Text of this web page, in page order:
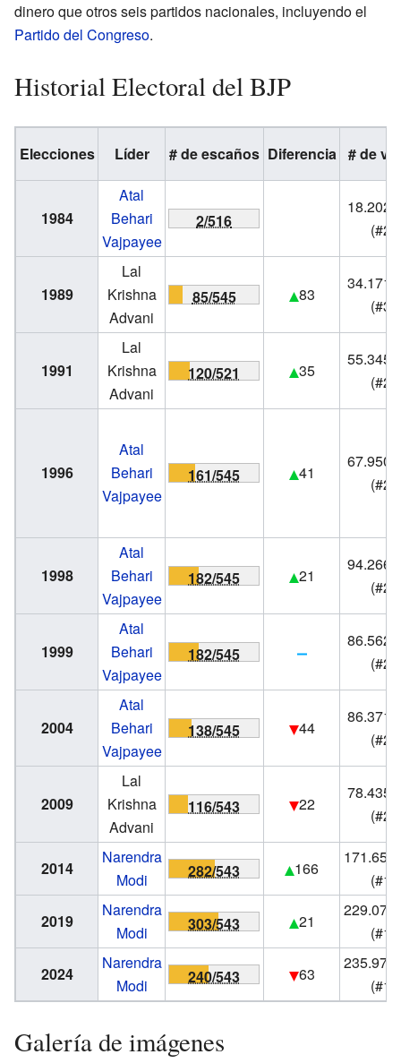
dinero que otros seis partidos nacionales, incluyendo el
Partido del Congreso.
Historial Electoral del BJP
Elecciones Líder # de escaños Diferencia # de
1984
Atal
Behari
Vajpayee
2/516
(#2)
1989
Lal
Krishna
Advani
85/545 83
(#3)
1991
Lal
Krishna
Advani
120/521 35
(#2)
1996
Atal
Behari
Vajpayee
161/545 41
(#2)
1998
Atal
Behari
Vajpayee
182/545 21
(#2)
1999
Atal
Behari
Vajpayee
182/545
(#2)
2004
Atal
Behari
Vajpayee
138/545 44
(#2)
2009
Lal
Krishna
Advani
116/543 22
(#2)
2014
Narendra
Modi
282/543 166
(#1)
2019
Narendra
Modi
303/543 21
(#1)
2024
Narendra
Modi
240/543 63
(#1)
Galería de imágenes